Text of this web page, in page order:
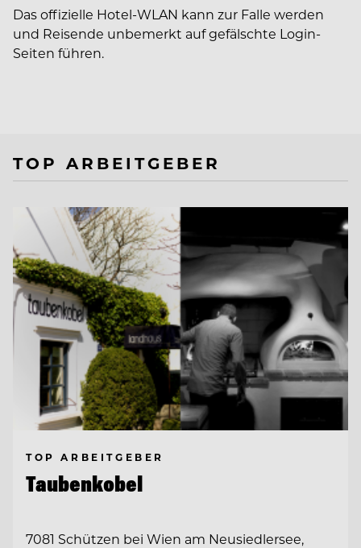
Das offizielle Hotel-WLAN kann zur Falle werden
und Reisende unbemerkt auf gefälschte Login-
Seiten führen.
TOP ARBEITGEBER
TOP ARBEITGEBER
Taubenkobel
7081 Schützen bei Wien am Neusiedlersee,